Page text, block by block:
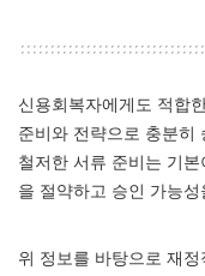
신용회복자에게도 적합
준비와 전략으로 충분히
철저한 서류 준비는 기
을 절약하고 승인 가능성
위 정보를 바탕으로 재